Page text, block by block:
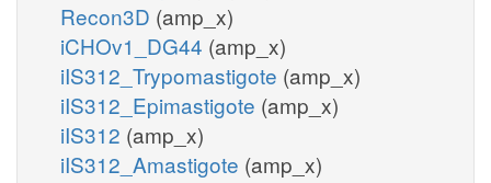
Recon3D (amp_x)
iCHOv1_DG44 (amp_x)
iIS312_Trypomastigote (amp_x)
iIS312_Epimastigote (amp_x)
iIS312 (amp_x)
iIS312_Amastigote (amp_x)